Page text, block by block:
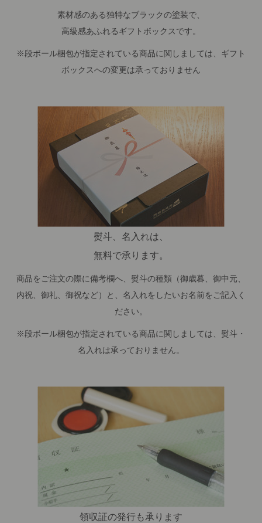
素材感のある独特なブラックの塗装で、
高級感あふれるギフトボックスです。
※段ボール梱包が指定されている商品に関しましては、ギフト
ボックスへの変更は承っておりません
熨斗、名入れは、
無料で承ります。
商品をご注文の際に備考欄へ、熨斗の種類（御歳暮、御中元、
内祝、御礼、御祝など）と、名入れをしたいお名前をご記入く
ださい。
※段ボール梱包が指定されている商品に関しましては、熨斗・
名入れは承っておりません。
領収証の発行も承ります